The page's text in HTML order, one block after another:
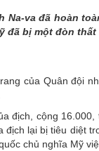
Na-va đã hoàn
đã bị một đòn thất
của Quân đội
địch, cộng 16.000,
lại bị tiêu diệt
chủ nghĩa Mỹ